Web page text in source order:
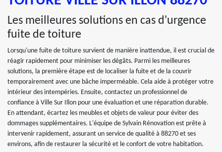
Les meilleures solutions en cas d'urgence
fuite de toiture
Lorsqu'une fuite de toiture survient de manière inattendue, il est crucial de
réagir rapidement pour minimiser les dégâts. Parmi les meilleures
solutions, la première étape est de localiser la fuite et de la couvrir
temporairement avec une bâche imperméable. Cela aide à protéger votre
intérieur des intempéries. Ensuite, contactez un professionnel de
confiance à Ville Sur Illon pour une évaluation et une réparation durable.
En attendant, écartez les meubles et objets de valeur pour éviter des
dommages supplémentaires. L'équipe de Sylvain Rénovation est prête à
intervenir rapidement, assurant un service de qualité à 88270 et ses
environs, afin de restaurer la sécurité et le confort de votre habitation.